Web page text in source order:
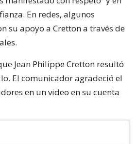
En redes, algunos
su apoyo a Cretton a través de
Jean Philippe Cretton resultó
El comunicador agradeció el
en un video en su cuenta